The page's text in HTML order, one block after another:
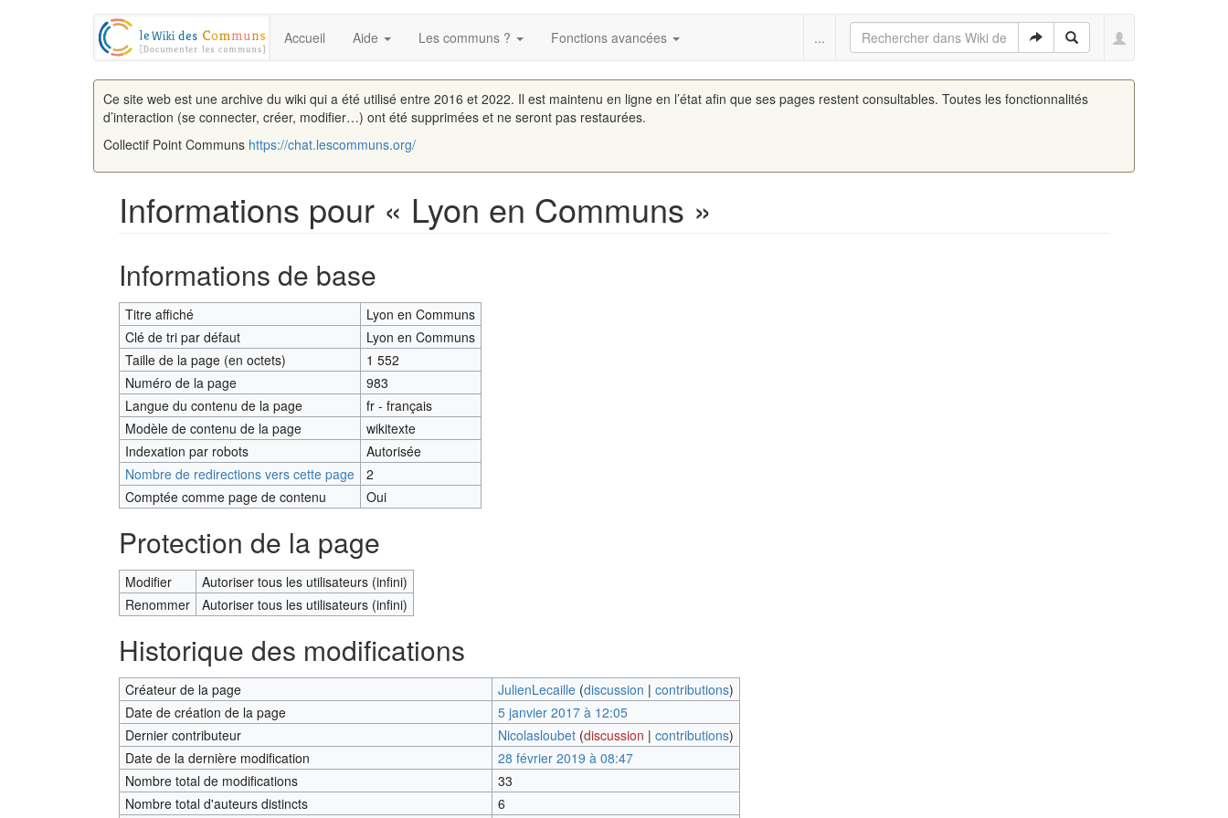
Accueil Aide Les communs ? Fonctions avancées ...
Ce site web est une archive du wiki qui a été utilisé entre 2016 et 2022. Il est maintenu en ligne en l’état afin que ses pages restent consultables. Toutes les fonctionnalités
d’interaction (se connecter, créer, modifier…) ont été supprimées et ne seront pas restaurées.
Collectif Point Communs https://chat.lescommuns.org/
Informations pour « Lyon en Communs »
Informations de base
Titre affiché
Lyon en Communs
Clé de tri par défaut
Lyon en Communs
Taille de la page (en octets)
1 552
Numéro de la page
983
Langue du contenu de la page
fr - français
Modèle de contenu de la page
wikitexte
Indexation par robots
Autorisée
Nombre de redirections vers cette page
2
Comptée comme page de contenu
Oui
Protection de la page
Modifier
Autoriser tous les utilisateurs (infini)
Renommer
Autoriser tous les utilisateurs (infini)
Historique des modifications
Créateur de la page JulienLecaille (discussion | contributions)
Date de création de la page
5 janvier 2017 à 12:05
Dernier contributeur
Nicolasloubet (discussion | contributions)
Date de la dernière modification
28 février 2019 à 08:47
Nombre total de modifications
33
Nombre total d'auteurs distincts
6